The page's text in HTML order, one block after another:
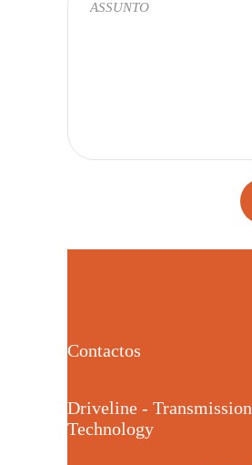
Contactos
Driveline - Transmission
Technology